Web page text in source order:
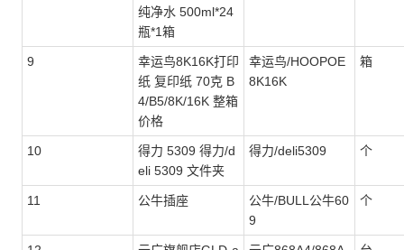
纯净水 500ml*24
瓶*1箱
9
幸运鸟8K16K打印
纸 复印纸 70克 B
4/B5/8K/16K 整箱
价格
幸运鸟/HOOPOE
8K16K
箱
10
得力 5309 得力/d
eli 5309 文件夹
得力/deli5309 个
11 公牛插座
公牛/BULL公牛60
9
个